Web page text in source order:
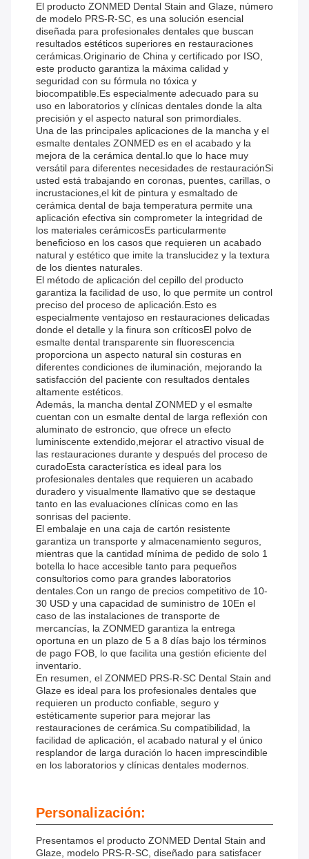
El producto ZONMED Dental Stain and Glaze, número
de modelo PRS-R-SC, es una solución esencial
diseñada para profesionales dentales que buscan
resultados estéticos superiores en restauraciones
cerámicas.Originario de China y certificado por ISO,
este producto garantiza la máxima calidad y
seguridad con su fórmula no tóxica y
biocompatible.Es especialmente adecuado para su
uso en laboratorios y clínicas dentales donde la alta
precisión y el aspecto natural son primordiales.
Una de las principales aplicaciones de la mancha y el
esmalte dentales ZONMED es en el acabado y la
mejora de la cerámica dental.lo que lo hace muy
versátil para diferentes necesidades de restauraciónSi
usted está trabajando en coronas, puentes, carillas, o
incrustaciones,el kit de pintura y esmaltado de
cerámica dental de baja temperatura permite una
aplicación efectiva sin comprometer la integridad de
los materiales cerámicosEs particularmente
beneficioso en los casos que requieren un acabado
natural y estético que imite la translucidez y la textura
de los dientes naturales.
El método de aplicación del cepillo del producto
garantiza la facilidad de uso, lo que permite un control
preciso del proceso de aplicación.Esto es
especialmente ventajoso en restauraciones delicadas
donde el detalle y la finura son críticosEl polvo de
esmalte dental transparente sin fluorescencia
proporciona un aspecto natural sin costuras en
diferentes condiciones de iluminación, mejorando la
satisfacción del paciente con resultados dentales
altamente estéticos.
Además, la mancha dental ZONMED y el esmalte
cuentan con un esmalte dental de larga reflexión con
aluminato de estroncio, que ofrece un efecto
luminiscente extendido,mejorar el atractivo visual de
las restauraciones durante y después del proceso de
curadoEsta característica es ideal para los
profesionales dentales que requieren un acabado
duradero y visualmente llamativo que se destaque
tanto en las evaluaciones clínicas como en las
sonrisas del paciente.
El embalaje en una caja de cartón resistente
garantiza un transporte y almacenamiento seguros,
mientras que la cantidad mínima de pedido de solo 1
botella lo hace accesible tanto para pequeños
consultorios como para grandes laboratorios
dentales.Con un rango de precios competitivo de 10-
30 USD y una capacidad de suministro de 10En el
caso de las instalaciones de transporte de
mercancías, la ZONMED garantiza la entrega
oportuna en un plazo de 5 a 8 días bajo los términos
de pago FOB, lo que facilita una gestión eficiente del
inventario.
En resumen, el ZONMED PRS-R-SC Dental Stain and
Glaze es ideal para los profesionales dentales que
requieren un producto confiable, seguro y
estéticamente superior para mejorar las
restauraciones de cerámica.Su compatibilidad, la
facilidad de aplicación, el acabado natural y el único
resplandor de larga duración lo hacen imprescindible
en los laboratorios y clínicas dentales modernos.
Personalización:
Presentamos el producto ZONMED Dental Stain and
Glaze, modelo PRS-R-SC, diseñado para satisfacer